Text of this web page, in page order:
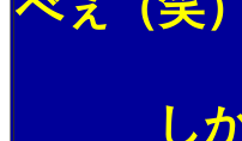
しかし